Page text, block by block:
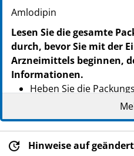
Amlodipin
Lesen Sie die gesamte
durch, bevor Sie mit der
Arzneimittels beginnen,
Informationen.
Heben Sie die
möchten Sie diese
Wenn Sie weitere
Hinweise auf